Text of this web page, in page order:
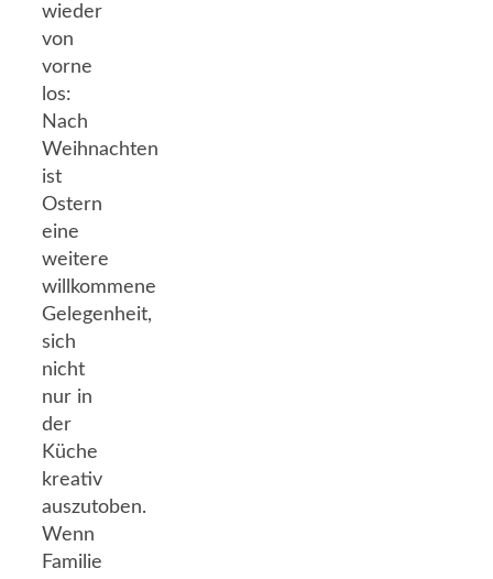
wieder
von
vorne
los:
Nach
Weihnachten
ist
Ostern
eine
weitere
willkommene
Gelegenheit,
sich
nicht
nur in
der
Küche
kreativ
auszutoben.
Wenn
Familie